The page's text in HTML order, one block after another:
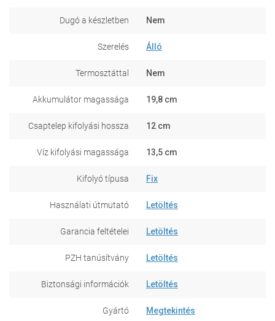
Dugó a készletben Nem
Szerelés Álló
Termosztáttal Nem
Akkumulátor magassága 19,8 cm
Csaptelep kifolyási hossza 12 cm
Víz kifolyási magassága 13,5 cm
Kifolyó típusa Fix
Használati útmutató Letöltés
Garancia feltételei Letöltés
PZH tanúsítvány Letöltés
Biztonsági információk Letöltés
Gyártó Megtekintés